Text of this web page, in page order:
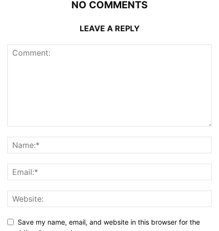
NO COMMENTS
LEAVE A REPLY
Save my name, email, and website in this browser for the